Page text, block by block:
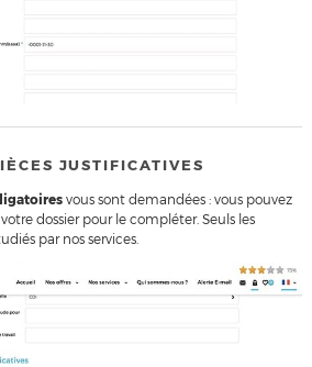
JUSTIFICATIVES
vous sont demandées : vous pouvez
dossier pour le compléter. Seuls les
par nos services.